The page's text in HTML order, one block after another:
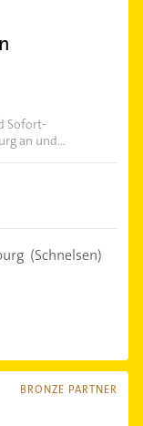
Sofort-
an und...
(Schnelsen)
BRONZE PARTNER